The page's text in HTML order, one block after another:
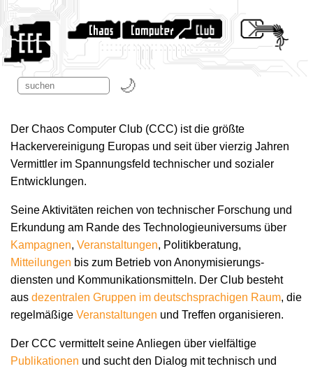
Der Chaos Computer Club (CCC) ist die größte
Hackervereinigung Europas und seit über vierzig Jahren
Vermittler im Spannungsfeld technischer und sozialer
Entwicklungen.
Seine Aktivitäten reichen von technischer Forschung und
Erkundung am Rande des Technologie­universums über
Kampagnen, Veranstaltungen, Politikberatung,
Mitteilungen bis zum Betrieb von Anonymisierungs­
diensten und Kommunikations­mitteln. Der Club besteht
aus dezentralen Gruppen im deutschsprachigen Raum, die
regelmäßige Veranstaltungen und Treffen organisieren.
Der CCC vermittelt seine Anliegen über vielfältige
Publikationen und sucht den Dialog mit technisch und